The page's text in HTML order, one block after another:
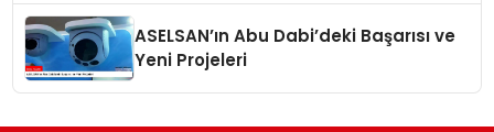
ASELSAN’ın Abu Dabi’deki Başarısı ve
Yeni Projeleri